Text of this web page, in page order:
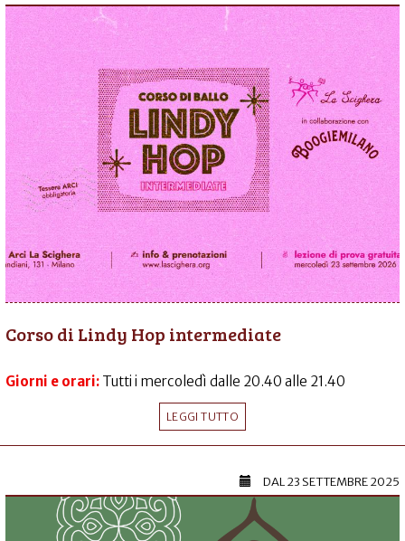
Corso di Lindy Hop intermediate
Giorni e orari: Tutti i mercoledì dalle 20.40 alle 21.40
LEGGI TUTTO
DAL23 SETTEMBRE 2025